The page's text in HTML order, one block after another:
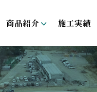
商品紹介 施工実績